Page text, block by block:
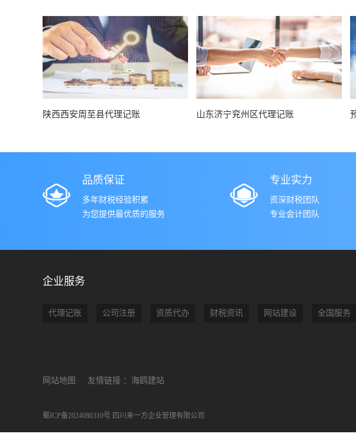
陕西西安周至县代理记账 山东济宁兖州区代理记账
品质保证
多年财税经验积累
为您提供最优质的服务
专业实力
资深财税团队
专业会计团队
企业服务
代理记账 公司注册 资质代办 财税资讯 网站建设 全国服务
网站地图 友情链接 ： 海鸥建站
蜀ICP备2024080310号 四川来一方企业管理有限公司